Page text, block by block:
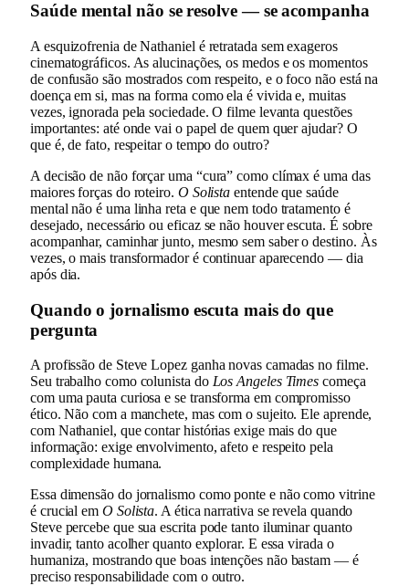
Saúde mental não se resolve — se acompanha
A esquizofrenia de Nathaniel é retratada sem exageros
cinematográficos. As alucinações, os medos e os momentos
de confusão são mostrados com respeito, e o foco não está na
doença em si, mas na forma como ela é vivida e, muitas
vezes, ignorada pela sociedade. O filme levanta questões
importantes: até onde vai o papel de quem quer ajudar? O
que é, de fato, respeitar o tempo do outro?
A decisão de não forçar uma “cura” como clímax é uma das
maiores forças do roteiro. O Solista entende que saúde
mental não é uma linha reta e que nem todo tratamento é
desejado, necessário ou eficaz se não houver escuta. É sobre
acompanhar, caminhar junto, mesmo sem saber o destino. Às
vezes, o mais transformador é continuar aparecendo — dia
após dia.
Quando o jornalismo escuta mais do que
pergunta
A profissão de Steve Lopez ganha novas camadas no filme.
Seu trabalho como colunista do Los Angeles Times começa
com uma pauta curiosa e se transforma em compromisso
ético. Não com a manchete, mas com o sujeito. Ele aprende,
com Nathaniel, que contar histórias exige mais do que
informação: exige envolvimento, afeto e respeito pela
complexidade humana.
Essa dimensão do jornalismo como ponte e não como vitrine
é crucial em O Solista. A ética narrativa se revela quando
Steve percebe que sua escrita pode tanto iluminar quanto
invadir, tanto acolher quanto explorar. E essa virada o
humaniza, mostrando que boas intenções não bastam — é
preciso responsabilidade com o outro.